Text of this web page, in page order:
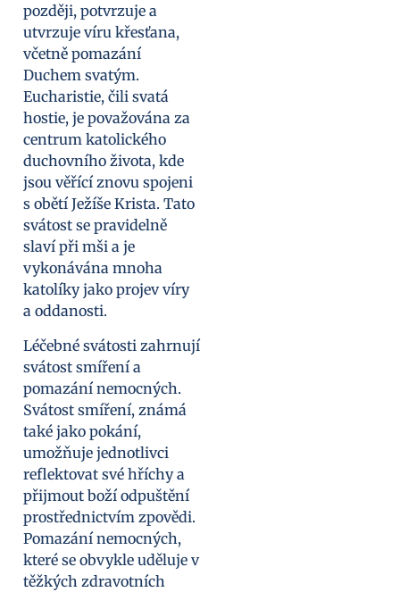
později, potvrzuje a
utvrzuje víru křesťana,
včetně pomazání
Duchem svatým.
Eucharistie, čili svatá
hostie, je považována za
centrum katolického
duchovního života, kde
jsou věřící znovu spojeni
s obětí Ježíše Krista. Tato
svátost se pravidelně
slaví při mši a je
vykonávána mnoha
katolíky jako projev víry
a oddanosti.
Léčebné svátosti zahrnují
svátost smíření a
pomazání nemocných.
Svátost smíření, známá
také jako pokání,
umožňuje jednotlivci
reflektovat své hříchy a
přijmout boží odpuštění
prostřednictvím zpovědi.
Pomazání nemocných,
které se obvykle uděluje v
těžkých zdravotních